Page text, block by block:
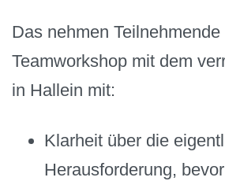
Das nehmen
Teamworkshop mit dem
in Hallein mit:
Klarheit über die
Herausforderung,